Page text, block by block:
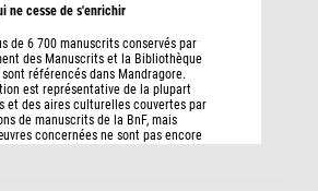
ne cesse de s'enrichir
de 6 700 manuscrits conservés par
des Manuscrits et la Bibliothèque
référencés dans Mandragore.
est représentative de la plupart
et des aires culturelles couvertes par
de manuscrits de la BnF, mais
concernées ne sont pas encore